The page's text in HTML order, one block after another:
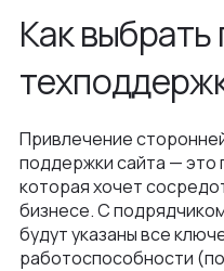
Как
Привлечение
поддержки сайта — это
которая хочет
бизнесе. С
будут указаны все
работоспособности